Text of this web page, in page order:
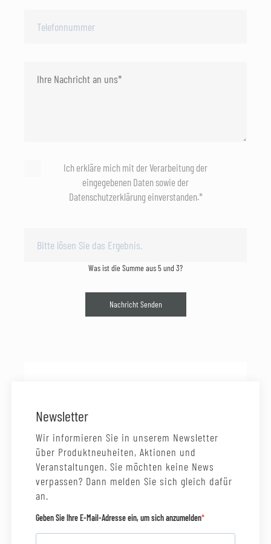
Ich erkläre mich mit der Verarbeitung der
eingegebenen Daten sowie der
Datenschutzerklärung einverstanden.*
Was ist die Summe aus 5 und 3?
Nachricht Senden
Newsletter
Wir informieren Sie in unserem Newsletter
über Produktneuheiten, Aktionen und
Veranstaltungen. Sie möchten keine News
verpassen? Dann melden Sie sich gleich dafür
an.
Geben Sie Ihre E-Mail-Adresse ein, um sich anzumelden